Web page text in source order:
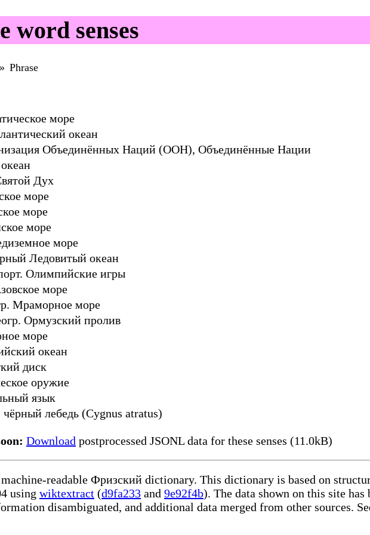
word senses
Phrase
море
океан
Объединённых Наций (ООН), Объединённые Нации
Дух
море
море
море
море
Ледовитый океан
Олимпийские игры
море
Мраморное море
Ормузский пролив
море
океан
диск
оружие
язык
чёрный лебедь (Cygnus atratus)
Download postprocessed JSONL data for these senses (11.0kB)
readable Фризский dictionary. This dictionary is based on
using wiktextract (d9fa233 and 9e92f4b). The data shown on this site has
disambiguated, and additional data merged from other sources.